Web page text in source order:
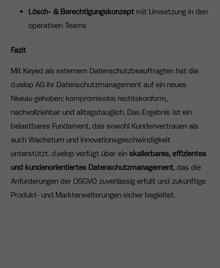
Lösch- & Berechtigungskonzept mit Umsetzung in den
operativen Teams
Fazit
Mit Keyed als externem Datenschutzbeauftragten hat die
d.velop AG ihr Datenschutzmanagement auf ein neues
Niveau gehoben: kompromisslos rechtskonform,
nachvollziehbar und alltagstauglich. Das Ergebnis ist ein
belastbares Fundament, das sowohl Kundenvertrauen als
auch Wachstum und Innovationsgeschwindigkeit
unterstützt. d.velop verfügt über einskalierbares, effizientes
und kundenorientiertes Datenschutzmanagement, das die
Anforderungen der DSGVO zuverlässig erfüllt und zukünftige
Produkt- und Markterweiterungen sicher begleitet.